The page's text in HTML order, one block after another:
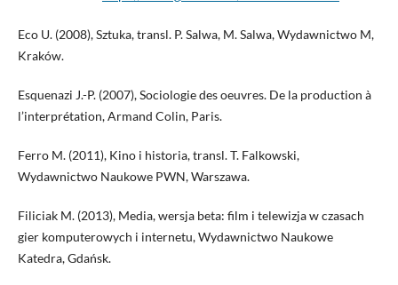
Eco U. (2008), Sztuka, transl. P. Salwa, M. Salwa, Wydawnictwo M,
Kraków.
Esquenazi J.-P. (2007), Sociologie des oeuvres. De la production à
l’interprétation, Armand Colin, Paris.
Ferro M. (2011), Kino i historia, transl. T. Falkowski,
Wydawnictwo Naukowe PWN, Warszawa.
Filiciak M. (2013), Media, wersja beta: film i telewizja w czasach
gier komputerowych i internetu, Wydawnictwo Naukowe
Katedra, Gdańsk.